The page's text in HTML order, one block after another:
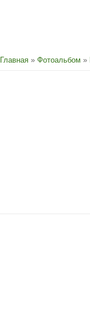
Главная » Фотоальбом »